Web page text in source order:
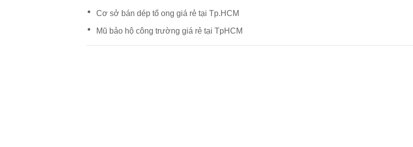
Cơ sở bán dép tổ ong giá rẻ tại Tp.HCM
Mũ bảo hộ công trường giá rẻ tại TpHCM